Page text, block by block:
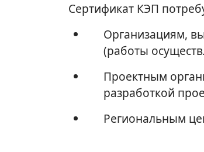
Сертификат КЭП
Организациям,
(работы
Проектным
разработкой
Региональным